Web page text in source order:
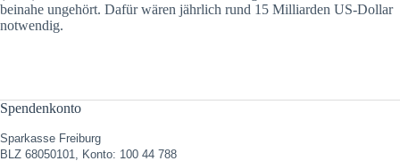
beinahe ungehört. Dafür wären jährlich rund 15 Milliarden US-Dollar
notwendig.
Spendenkonto
Sparkasse Freiburg
BLZ 68050101, Konto: 100 44 788